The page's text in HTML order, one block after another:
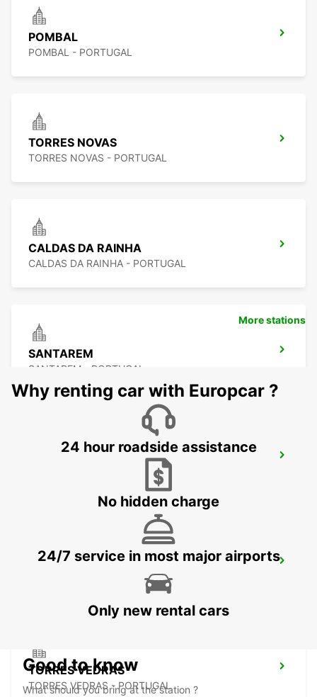
POMBAL
POMBAL - PORTUGAL
TORRES NOVAS
TORRES NOVAS - PORTUGAL
CALDAS DA RAINHA
CALDAS DA RAINHA - PORTUGAL
SANTAREM
SANTAREM - PORTUGAL
COIMBRA
TORRES VEDRAS
TORRES VEDRAS - PORTUGAL
More stations
Why renting car with Europcar ?
24 hour roadside assistance
No hidden charge
24/7 service in most major airports
Only new rental cars
Good to know
What should you bring at the station ?